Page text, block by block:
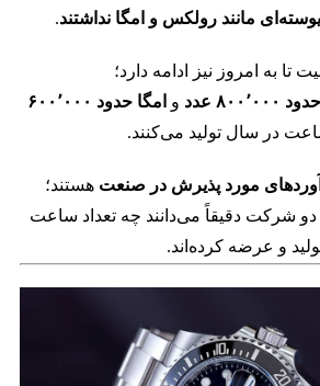
پیوسته‌ای مانند رولکس و امگا نداشتند.
تا به امروز نیز ادامه دارد؛
عدد و
امگا حدود ۶۰۰٬۰۰۰
در سال تولید می‌کنند.
مورد پذیرش در صنعت هستند؛
شرکت دقیقاً می‌دانند چه تعداد ساعت
و عرضه کرده‌اند.